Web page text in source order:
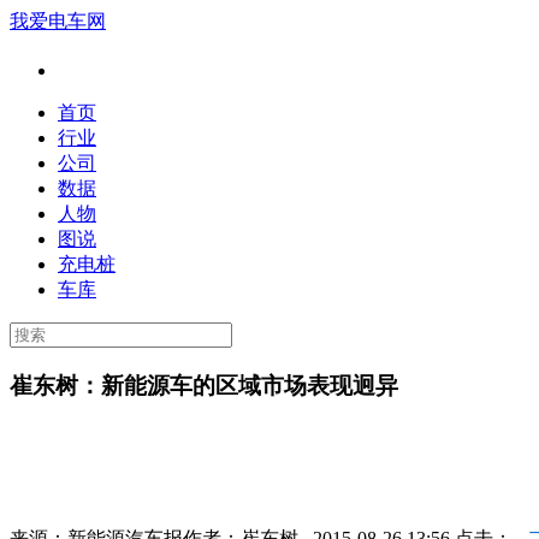
我爱电车网
首页
行业
公司
数据
人物
图说
充电桩
车库
崔东树：新能源车的区域市场表现迥异